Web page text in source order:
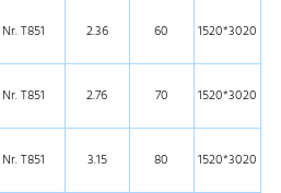
Nr. T851 2.36 60 1520*3020
Nr. T851 2.76 70 1520*3020
Nr. T851 3.15 80 1520*3020